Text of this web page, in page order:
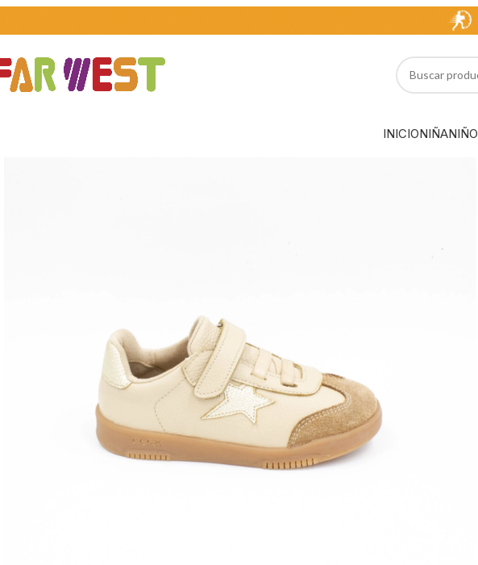
INICIONIÑANIÑO